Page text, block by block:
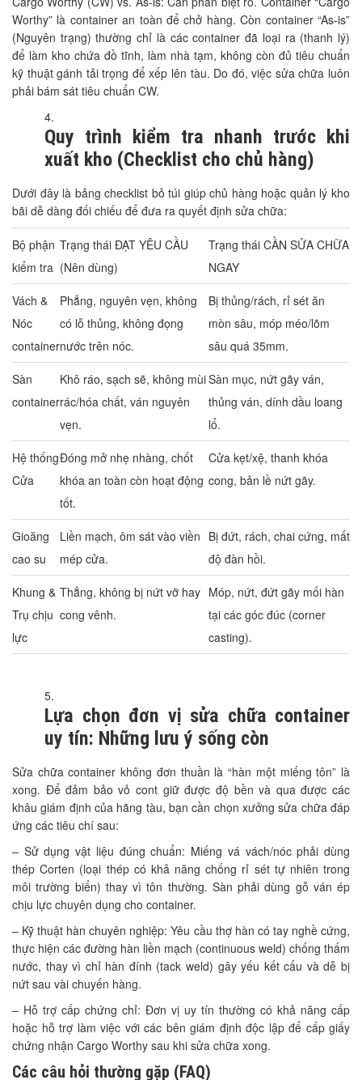
Worthy” là container an toàn để chở hàng. Còn container “As-is”
(Nguyên trạng) thường chỉ là các container đã loại ra (thanh lý)
để làm kho chứa đồ tĩnh, làm nhà tạm, không còn đủ tiêu chuẩn
kỹ thuật gánh tải trọng để xếp lên tàu. Do đó, việc sửa chữa luôn
phải bám sát tiêu chuẩn CW.
Quy trình kiểm tra nhanh trước khi
xuất kho (Checklist cho chủ hàng)
Dưới đây là bảng checklist bỏ túi giúp chủ hàng hoặc quản lý kho
bãi dễ dàng đối chiếu để đưa ra quyết định sửa chữa:
Bộ phận
kiểm tra
Trạng thái ĐẠT YÊU CẦU
(Nên dùng)
Trạng thái CẦN SỬA CHỮA
NGAY
Vách &
Nóc
container
Phẳng, nguyên vẹn, không
có lỗ thủng, không đọng
nước trên nóc.
Bị thủng/rách, rỉ sét ăn
mòn sâu, móp méo/lõm
sâu quá 35mm.
Sàn
container
Khô ráo, sạch sẽ, không mùi
rác/hóa chất, ván nguyên
vẹn.
Sàn mục, nứt gãy ván,
thủng ván, dính dầu loang
lổ.
Hệ thống
Cửa
Đóng mở nhẹ nhàng, chốt
khóa an toàn còn hoạt động
tốt.
Cửa kẹt/xệ, thanh khóa
cong, bản lề nứt gãy.
Gioăng
cao su
Liền mạch, ôm sát vào viền
mép cửa.
Bị đứt, rách, chai cứng, mất
độ đàn hồi.
Khung &
Trụ chịu
lực
Thẳng, không bị nứt vỡ hay
cong vênh.
Móp, nứt, đứt gãy mối hàn
tại các góc đúc (corner
casting).
Lựa chọn đơn vị sửa chữa container
uy tín: Những lưu ý sống còn
Sửa chữa container không đơn thuần là “hàn một miếng tôn” là
xong. Để đảm bảo vỏ cont giữ được độ bền và qua được các
khâu giám định của hãng tàu, bạn cần chọn xưởng sửa chữa đáp
ứng các tiêu chí sau:
– Sử dụng vật liệu đúng chuẩn: Miếng vá vách/nóc phải dùng
thép Corten (loại thép có khả năng chống rỉ sét tự nhiên trong
môi trường biển) thay vì tôn thường. Sàn phải dùng gỗ ván ép
chịu lực chuyên dụng cho container.
– Kỹ thuật hàn chuyên nghiệp: Yêu cầu thợ hàn có tay nghề cứng,
thực hiện các đường hàn liền mạch (continuous weld) chống thấm
nước, thay vì chỉ hàn đính (tack weld) gây yếu kết cấu và dễ bị
nứt sau vài chuyến hàng.
– Hỗ trợ cấp chứng chỉ: Đơn vị uy tín thường có khả năng cấp
hoặc hỗ trợ làm việc với các bên giám định độc lập để cấp giấy
chứng nhận Cargo Worthy sau khi sửa chữa xong.
Các câu hỏi thường gặp (FAQ)